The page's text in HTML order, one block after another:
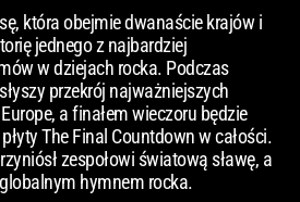
która obejmie dwanaście krajów i
jednego z najbardziej
w dziejach rocka. Podczas
przekrój najważniejszych
a finałem wieczoru będzie
The Final Countdown w całości.
zespołowi światową sławę, a
hymnem rocka.